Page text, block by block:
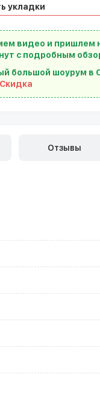
укладки
видео и пришлем
с подробным
большой шоурум в
Отзывы